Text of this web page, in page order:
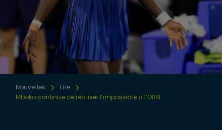
Nouvelles
Lire
Mboko continue de réaliser l’impossible à l’OBN